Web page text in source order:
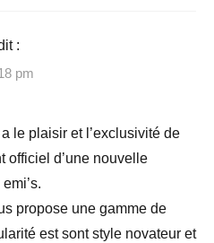
:
pm
le plaisir et l’exclusivité de
officiel d’une nouvelle
propose une gamme de
est sont style novateur et